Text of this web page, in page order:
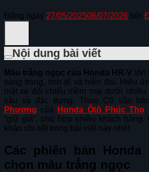
Đăng ngày 27/05/202506/07/2026 bởi
Nội dung bài viết
Màu trắng ngọc của Honda HR-V tôn
sang trọng, tinh tế và hiện đại. Hiệu
mặt xe đối chiếu mềm mại dưới nhiều
sâu và đặc trưng. Theo Cố vấn
Phương của Honda Ôtô Phúc Thọ
“giữ giá”, phù hợp nhiều khách hàng.
khảo chi tiết trong bài viết này nhé!
Các phiên bản Honda
chọn màu trắng ngọc